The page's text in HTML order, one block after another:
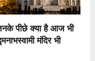
पीछे क्या है आज भी
मंदिर भी